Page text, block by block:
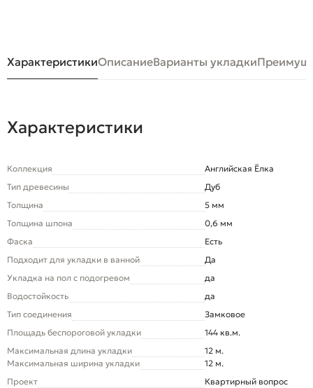
ХарактеристикиОписаниеВарианты укладки
Характеристики
Коллекция
Английская Ёлка
Тип древесины
Дуб
Толщина
5 мм
Толщина шпона
0,6 мм
Фаска
Есть
Подходит для укладки в ванной
Да
Укладка на пол c подогревом
да
Водостойкость
да
Тип соединения
Замковое
Площадь беспороговой укладки
144 кв.м.
Максимальная длина укладки
12 м.
Максимальная ширина укладки
12 м.
Проект
Квартирный вопрос